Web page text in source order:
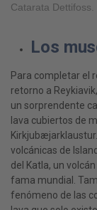
Catarata
Los
Para completar el
retorno a
un sorprendente
lava cubiertos de
volcánicas de
del Katla, un
fama mundial.
fenómeno de las